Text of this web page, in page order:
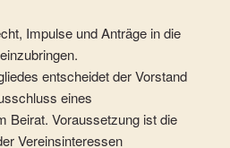
Impulse und Anträge in die
entscheidet der Vorstand
eines
Beirat. Voraussetzung ist die
Vereinsinteressen